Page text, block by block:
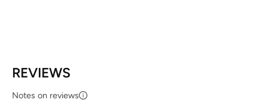
REVIEWS
Notes on reviews